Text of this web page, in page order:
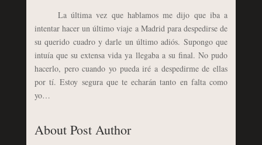
La última vez que hablamos me dijo que iba a
intentar hacer un último viaje a Madrid para despedirse de
su querido cuadro y darle un último adiós. Supongo que
intuía que su extensa vida ya llegaba a su final. No pudo
hacerlo, pero cuando yo pueda iré a despedirme de ellas
por tí. Estoy segura que te echarán tanto en falta como
yo…
About Post Author